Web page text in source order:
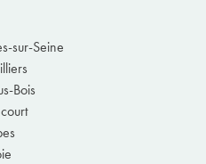
sur-Seine
Bois